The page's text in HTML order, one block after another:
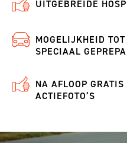
UITGEBREIDE
MOGELIJKHEID
SPECIAAL
NA AFLOOP
ACTIEFOTO’S